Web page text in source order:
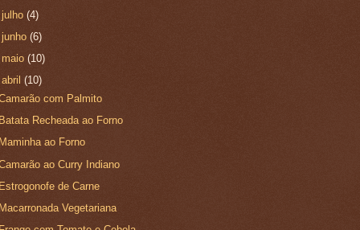
julho(4)
junho(6)
maio(10)
abril(10)
com Palmito
Recheada ao Forno
ao Forno
ao Curry Indiano
de Carne
Vegetariana